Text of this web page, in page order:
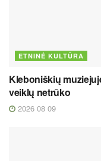
ETNINĖ KULTŪRA
Kleboniškių
veiklų netrūko
2026 08 09